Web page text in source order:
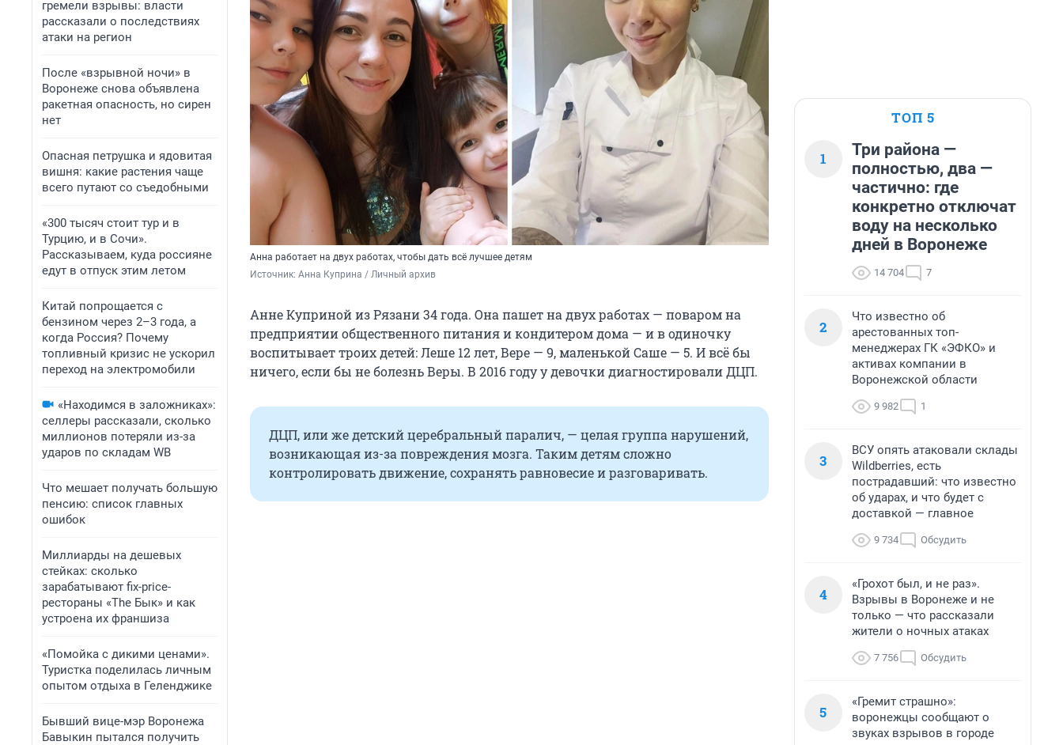
гремели взрывы: власти
рассказали о последствиях
атаки на регион
После «взрывной ночи» в
Воронеже снова объявлена
ракетная опасность, но сирен
нет
Опасная петрушка и ядовитая
вишня: какие растения чаще
всего путают со съедобными
«300 тысяч стоит тур и в
Турцию, и в Сочи».
Рассказываем, куда россияне
едут в отпуск этим летом
Китай попрощается с
бензином через 2–3 года, а
когда Россия? Почему
топливный кризис не ускорил
переход на электромобили
«Находимся в заложниках»:
селлеры рассказали, сколько
миллионов потеряли из-за
ударов по складам WB
Что мешает получать большую
пенсию: список главных
ошибок
Миллиарды на дешевых
стейках: сколько
зарабатывают fix-price-
рестораны «The Бык» и как
устроена их франшиза
«Помойка с дикими ценами».
Туристка поделилась личным
опытом отдыха в Геленджике
Бывший вице-мэр Воронежа
Бавыкин пытался получить
Анна работает на двух работах, чтобы дать всё лучшее детям
Источник: Анна Куприна / Личный архив
Анне Куприной из Рязани 34 года. Она пашет на двух работах — поваром на
предприятии общественного питания и кондитером дома — и в одиночку
воспитывает троих детей: Леше 12 лет, Вере — 9, маленькой Саше — 5. И всё бы
ничего, если бы не болезнь Веры. В 2016 году у девочки диагностировали ДЦП.
ДЦП, или же детский церебральный паралич, — целая группа нарушений,
возникающая из-за повреждения мозга. Таким детям сложно
контролировать движение, сохранять равновесие и разговаривать.
ТОП 5
1
Три района —
полностью, два —
частично: где
конкретно отключат
воду на несколько
дней в Воронеже
14 704 7
2
Что известно об
арестованных топ-
менеджерах ГК «ЭФКО» и
активах компании в
Воронежской области
9 982 1
3
ВСУ опять атаковали склады
Wildberries, есть
пострадавший: что известно
об ударах, и что будет с
доставкой — главное
9 734 Обсудить
4
«Грохот был, и не раз».
Взрывы в Воронеже и не
только — что рассказали
жители о ночных атаках
7 756 Обсудить
5
«Гремит страшно»:
воронежцы сообщают о
звуках взрывов в городе